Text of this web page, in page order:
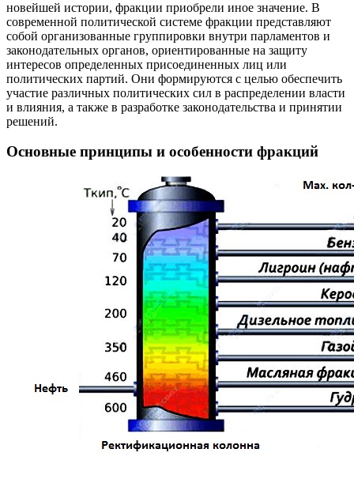
новейшей истории, фракции приобрели иное значение. В
современной политической системе фракции представляют
собой организованные группировки внутри парламентов и
законодательных органов, ориентированные на защиту
интересов определенных присоединенных лиц или
политических партий. Они формируются с целью обеспечить
участие различных политических сил в распределении власти
и влияния, а также в разработке законодательства и принятии
решений.
Основные принципы и особенности фракций